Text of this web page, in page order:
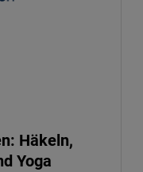
Häkeln,
Yoga